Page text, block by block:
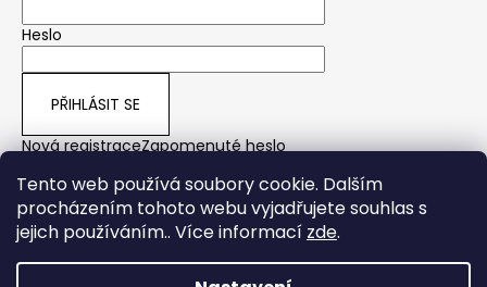
Tento web používá soubory cookie. Dalším
procházením tohoto webu vyjadřujete souhlas s
jejich používáním.. Více informací zde.
Heslo
PŘIHLÁSIT SE
Nová registraceZapomenuté heslo
yps